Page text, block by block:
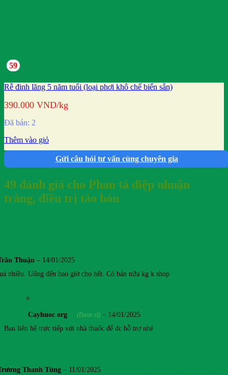
59
Rễ đinh lăng 5 năm tuổi (loại phơi khô chế biến sẵn)
390.000 VND/kg
Đã bán: 2
Thêm vào giỏ
Gửi câu hỏi tư vấn cùng chuyên gia
49 đánh giá cho Phan tả diệp nhuận
tràng, điều trị táo bón
Thuận – 14/01/2025
nhiều. Uống đến bao giờ cho hết. Có bán nữa kg k shop
Cayhuoc org (Dược sĩ) – 14/01/2025
Bạn liên hệ trực tiếp với nhà thuốc để đc hỗ trợ nhé
Thanh Tùng – 11/01/2025